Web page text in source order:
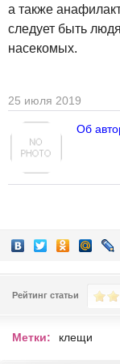
а также
следует быть
насекомых.
25 июля 2019
Об
Рейтинг статьи
Метки: клещи